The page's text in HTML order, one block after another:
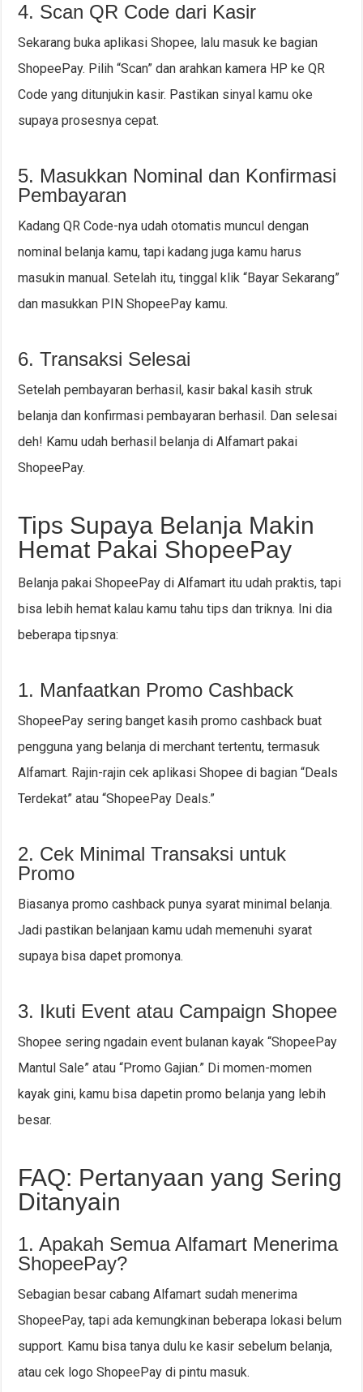
4. Scan QR Code dari Kasir
Sekarang buka aplikasi Shopee, lalu masuk ke bagian
ShopeePay. Pilih “Scan” dan arahkan kamera HP ke QR
Code yang ditunjukin kasir. Pastikan sinyal kamu oke
supaya prosesnya cepat.
5. Masukkan Nominal dan Konfirmasi
Pembayaran
Kadang QR Code-nya udah otomatis muncul dengan
nominal belanja kamu, tapi kadang juga kamu harus
masukin manual. Setelah itu, tinggal klik “Bayar Sekarang”
dan masukkan PIN ShopeePay kamu.
6. Transaksi Selesai
Setelah pembayaran berhasil, kasir bakal kasih struk
belanja dan konfirmasi pembayaran berhasil. Dan selesai
deh! Kamu udah berhasil belanja di Alfamart pakai
ShopeePay.
Tips Supaya Belanja Makin
Hemat Pakai ShopeePay
Belanja pakai ShopeePay di Alfamart itu udah praktis, tapi
bisa lebih hemat kalau kamu tahu tips dan triknya. Ini dia
beberapa tipsnya:
1. Manfaatkan Promo Cashback
ShopeePay sering banget kasih promo cashback buat
pengguna yang belanja di merchant tertentu, termasuk
Alfamart. Rajin-rajin cek aplikasi Shopee di bagian “Deals
Terdekat” atau “ShopeePay Deals.”
2. Cek Minimal Transaksi untuk
Promo
Biasanya promo cashback punya syarat minimal belanja.
Jadi pastikan belanjaan kamu udah memenuhi syarat
supaya bisa dapet promonya.
3. Ikuti Event atau Campaign Shopee
Shopee sering ngadain event bulanan kayak “ShopeePay
Mantul Sale” atau “Promo Gajian.” Di momen-momen
kayak gini, kamu bisa dapetin promo belanja yang lebih
besar.
FAQ: Pertanyaan yang Sering
Ditanyain
1. Apakah Semua Alfamart Menerima
ShopeePay?
Sebagian besar cabang Alfamart sudah menerima
ShopeePay, tapi ada kemungkinan beberapa lokasi belum
support. Kamu bisa tanya dulu ke kasir sebelum belanja,
atau cek logo ShopeePay di pintu masuk.